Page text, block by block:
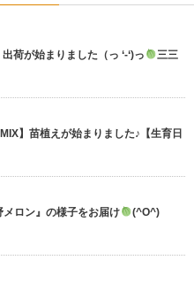
荷が始まりました（っ ‘-‘)っ
三三
MIX】苗植えが始まりました♪【生育日
ロン』の様子をお届け (^O^)